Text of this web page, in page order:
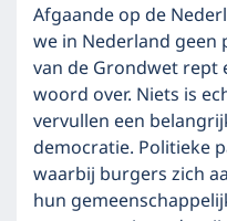
Afgaande op de
we in Nederland
van de Grondwet rept
woord over. Niets is
vervullen een
democratie. Politieke
waarbij burgers zich
hun